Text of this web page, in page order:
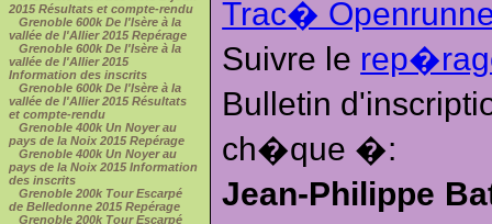
2015 Résultats et compte-rendu
Grenoble 600k De l'Isère à la
vallée de l'Allier 2015 Repérage
Grenoble 600k De l'Isère à la
vallée de l'Allier 2015
Information des inscrits
Grenoble 600k De l'Isère à la
vallée de l'Allier 2015 Résultats
et compte-rendu
Grenoble 400k Un Noyer au
pays de la Noix 2015 Repérage
Grenoble 400k Un Noyer au
pays de la Noix 2015 Information
des inscrits
Grenoble 200k Tour Escarpé
de Belledonne 2015 Repérage
Grenoble 200k Tour Escarpé
Trac�
Suivre le
Bulletin
ch�que �:
Jean-Philippe